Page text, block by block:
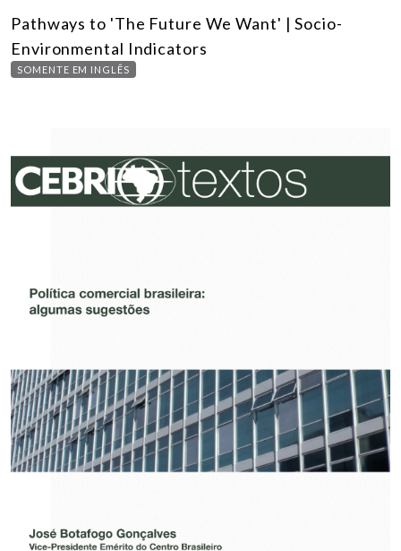
Pathways to 'The Future We Want' | Socio-
Environmental Indicators
SOMENTE EM INGLÊS